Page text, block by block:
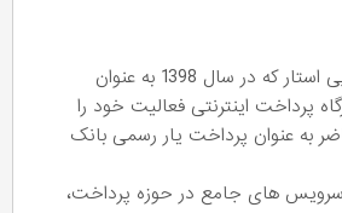
شرکت دانش بنیان پی استار که در سال 1398 به عنوان
پرداخت اینترنتی فعالیت خود را
به عنوان پرداخت یار رسمی بانک
سرویس های جامع در حوزه پرداخت،